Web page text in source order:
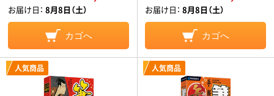
お届け日： 8月8日（土）
カゴへ
お届け日： 8月8日（土）
カゴへ
人気商品 人気商品